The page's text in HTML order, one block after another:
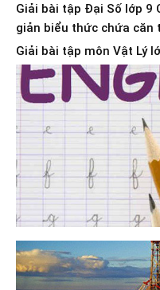
Giải bài tập Đại Số lớp 9
giản biểu thức chứa căn
Giải bài tập môn Vật Lý